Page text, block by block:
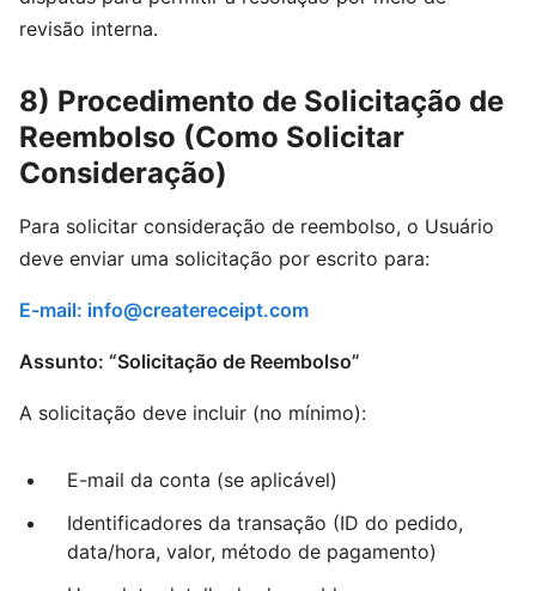
revisão interna.
8) Procedimento de Solicitação de
Reembolso (Como Solicitar
Consideração)
Para solicitar consideração de reembolso, o Usuário
deve enviar uma solicitação por escrito para:
E-mail: info@createreceipt.com
Assunto: “Solicitação de Reembolso”
A solicitação deve incluir (no mínimo):
E-mail da conta (se aplicável)
Identificadores da transação (ID do pedido,
data/hora, valor, método de pagamento)